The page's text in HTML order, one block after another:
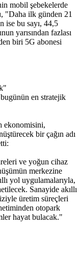
mobil şebekelerde
"Daha ilk günden 21
ise bu sayı, 44,5
yarısından fazlası
biri 5G abonesi
en stratejik
ekonomisini,
bir çağın adı
ve yoğun cihaz
merkezine
yol uygulamalarıyla,
Sanayide akıllı
üretim süreçleri
otopark
hayat bulacak."